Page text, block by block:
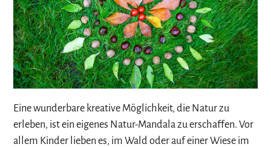
Eine wunderbare kreative Möglichkeit, die Natur zu
erleben, ist ein eigenes Natur-Mandala zu erschaffen. Vor
allem Kinder lieben es, im Wald oder auf einer Wiese im